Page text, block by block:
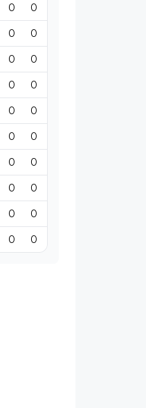
0 0
0 0
0 0
0 0
0 0
0 0
0 0
0 0
0 0
0 0